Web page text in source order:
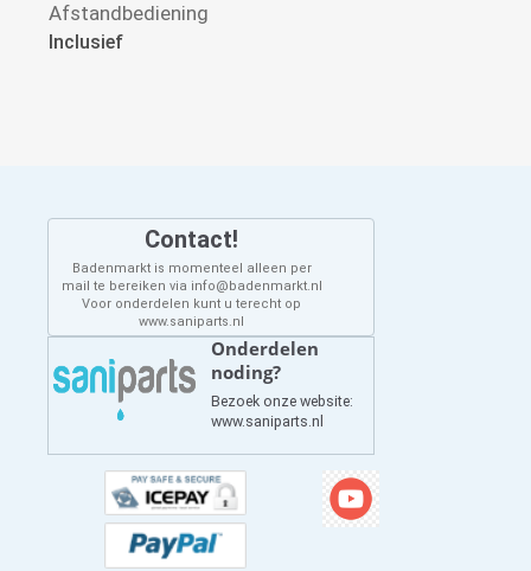
Afstandbediening
Inclusief
Contact!
Badenmarkt is momenteel alleen per
mail te bereiken via info@badenmarkt.nl
Voor onderdelen kunt u terecht op
www.saniparts.nl
Onderdelen
noding?
Bezoek onze website:
www.saniparts.nl